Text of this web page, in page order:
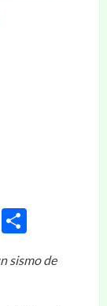
Email
sismo de